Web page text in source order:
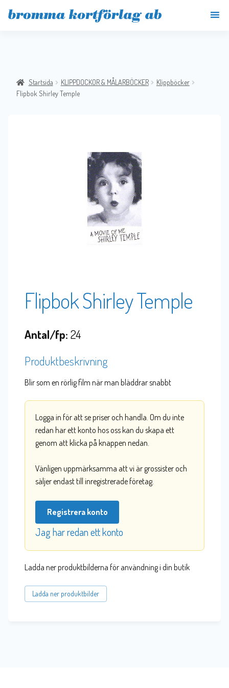
Startsida KLIPPDOCKOR & MÅLARBÖCKER
Klippböcker
Flipbok Shirley Temple
Flipbok Shirley Temple
Antal/fp: 24
Produktbeskrivning
Blir som en rörlig film när man bläddrar snabbt
Logga in för att se priser och handla. Om du inte
redan har ett konto hos oss kan du skapa ett
genom att klicka på knappen nedan.
Vänligen uppmärksamma att vi är grossister och
säljer endast till inregistrerade företag.
Registrera konto
Jag har redan ett konto
Ladda ner produktbilderna för användning i din butik
Ladda ner produktbilder